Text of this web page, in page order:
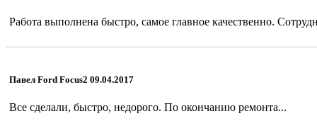
Работа выполнена быстро, самое главное качественно.
Павел Ford Focus2 09.04.2017
Все сделали, быстро, недорого. По окончанию ремонта...